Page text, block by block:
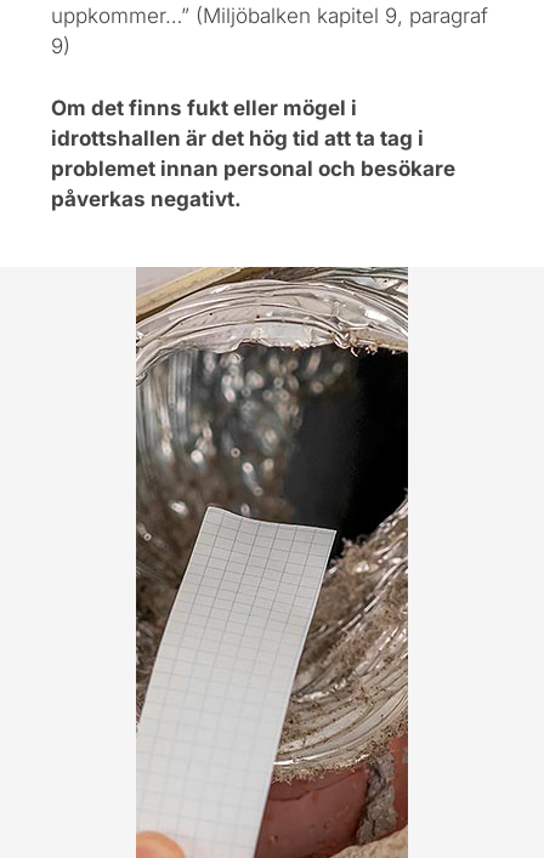
uppkommer…” (Miljöbalken kapitel 9, paragraf
9)
Om det finns fukt eller mögel i
idrottshallen är det hög tid att ta tag i
problemet innan personal och besökare
påverkas negativt.